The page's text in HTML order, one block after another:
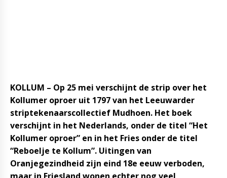
KOLLUM – Op 25 mei verschijnt de strip over het
Kollumer oproer uit 1797 van het Leeuwarder
striptekenaarscollectief Mudhoen. Het boek
verschijnt in het Nederlands, onder de titel “Het
Kollumer oproer” en in het Fries onder de titel
“Reboelje te Kollum”. Uitingen van
Oranjegezindheid zijn eind 18e eeuw verboden,